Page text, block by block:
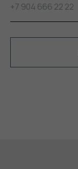
+7 904 666 22 22